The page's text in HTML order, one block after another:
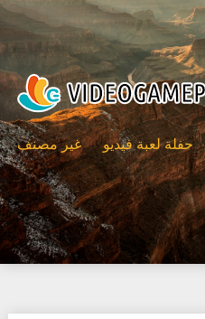
حفلة لعبة فيديو غير مصنف